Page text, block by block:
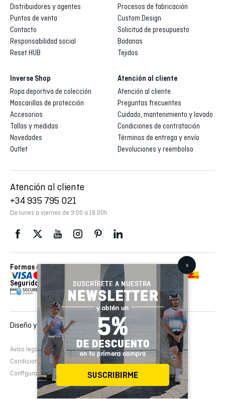
Distribuidores y agentes
Puntos de venta
Contacto
Responsabilidad social
Reset HUB
Procesos de fabricación
Custom Design
Solicitud de presupuesto
Badanas
Tejidos
Inverse Shop
Ropa deportiva de colección
Mascarillas de protección
Accesorios
Tallas y medidas
Novedades
Outlet
Atención al cliente
Atención al cliente
Preguntas frecuentes
Cuidado, mantenimiento y lavado
Condiciones de contratación
Términos de entrega y envío
Devoluciones y reembolso
Atención al cliente
+34 935 795 021
De lunes a viernes de 9:00 a 18:00h
Formas de pago
Envios realizados con
Seguridad
Aviso legal Política de cookies
Política de privacidad
Condiciones de contratación
Configurar cookies
Diseño y desarrollo web : EMFASI